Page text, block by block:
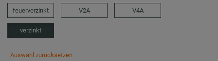
feuerverzinkt V2A V4A
verzinkt
Auswahl zurücksetzen